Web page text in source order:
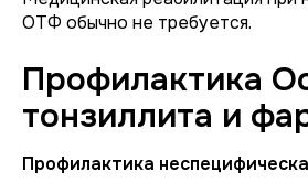
ОТФ обычно не требуется.
Профилактика
тонзиллита и
Профилактика